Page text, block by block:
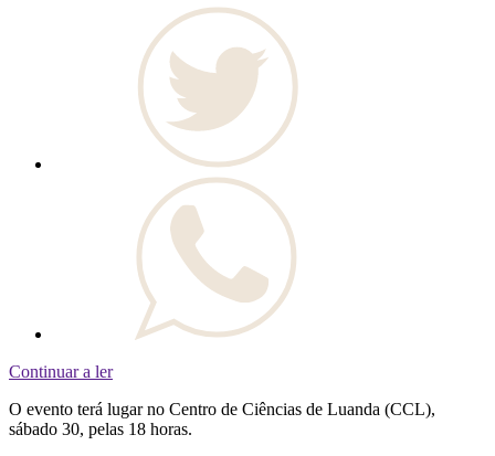
Continuar a ler
O evento terá lugar no Centro de Ciências de Luanda (CCL),
sábado 30, pelas 18 horas.